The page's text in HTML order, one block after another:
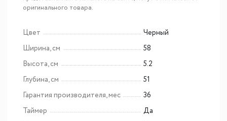
оригинального товара.
Цвет
Черный
Ширина, см
58
Высота, см
5.2
Глубина, см
51
Гарантия производителя, мес
36
Таймер
Да